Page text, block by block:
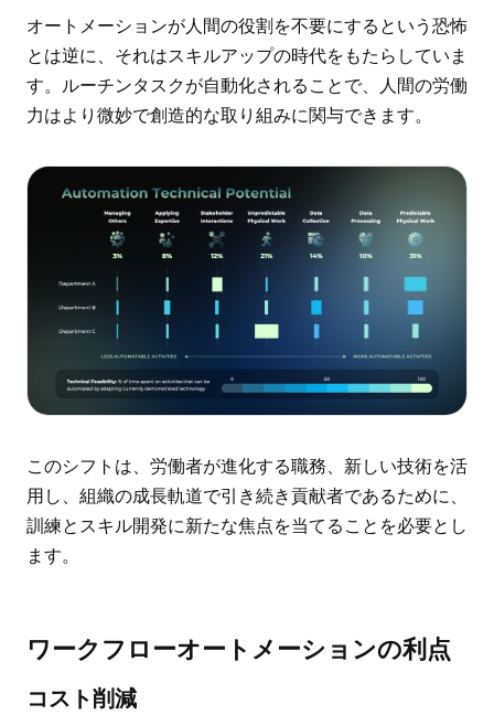
オートメーションが人間の役割を不要にするという恐怖
とは逆に、それはスキルアップの時代をもたらしていま
す。ルーチンタスクが自動化されることで、人間の労働
力はより微妙で創造的な取り組みに関与できます。
このシフトは、労働者が進化する職務、新しい技術を活
用し、組織の成長軌道で引き続き貢献者であるために、
訓練とスキル開発に新たな焦点を当てることを必要とし
ます。
ワークフローオートメーションの利点
コスト削減